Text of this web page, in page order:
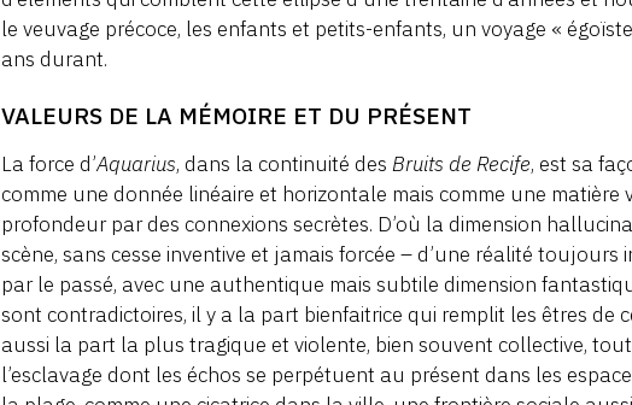
le veuvage précoce, les enfants et petits-enfants, un voyage «
ans durant.
VALEURS DE LA MÉMOIRE ET DU PRÉSENT
La force d’Aquarius, dans la continuité desBruits de Recife, est sa
comme une donnée linéaire et horizontale mais comme une matière
profondeur par des connexions secrètes. D’où la dimension
scène, sans cesse inventive et jamais forcée – d’une réalité toujours
par le passé, avec une authentique mais subtile dimension
sont contradictoires, il y a la part bienfaitrice qui remplit les êtres de
aussi la part la plus tragique et violente, bien souvent collective,
l’esclavage dont les échos se perpétuent au présent dans les